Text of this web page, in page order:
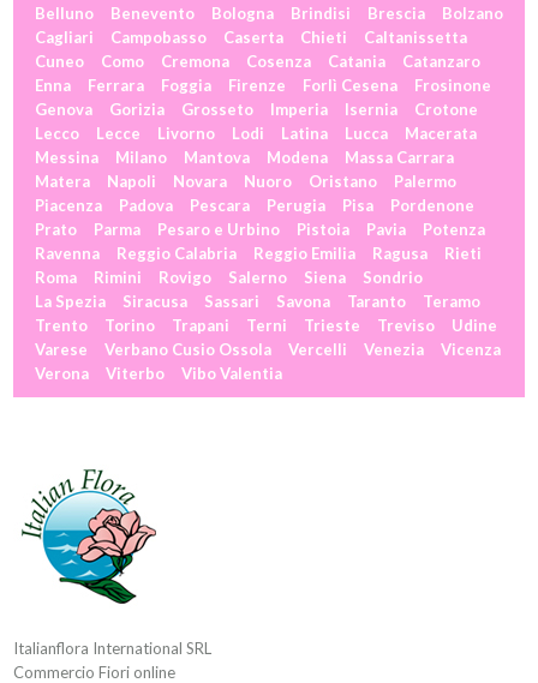
Belluno
Benevento Bologna Brindisi Brescia
Bolzano
Cagliari
Campobasso Caserta Chieti
Caltanissetta
Cuneo
Como Cremona Cosenza Catania
Catanzaro
Enna
Ferrara Foggia Firenze Forlì Cesena
Frosinone
Genova
Gorizia Grosseto Imperia Isernia
Crotone
Lecco
Lecce Livorno Lodi Latina Lucca
Macerata
Messina
Milano Mantova Modena
Massa Carrara
Matera
Napoli Novara Nuoro Oristano
Palermo
Piacenza
Padova Pescara Perugia Pisa
Pordenone
Prato
Parma Pesaro e Urbino Pistoia Pavia
Potenza
Ravenna
Reggio Calabria Reggio Emilia Ragusa
Rieti
Roma
Rimini Rovigo Salerno Siena
Sondrio
La Spezia
Siracusa Sassari Savona Taranto
Teramo
Trento
Torino Trapani Terni Trieste Treviso
Udine
Varese
Verbano Cusio Ossola Vercelli Venezia
Vicenza
Verona
Viterbo Vibo Valentia
Italianflora International SRL
Commercio Fiori online